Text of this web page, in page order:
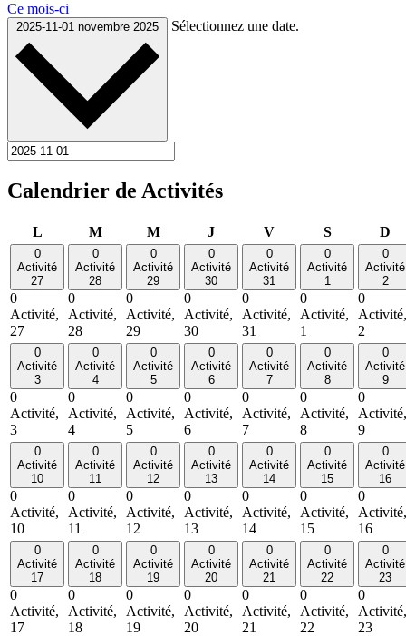
Ce mois-ci
2025-11-01 novembre 2025 Sélectionnez une date.
Calendrier de Activités
Llundi Mmardi Mmercredi
Jjeudi VvendrediSsamedi D
0
Activité
27
0
Activité,
27
0
Activité
28
0
Activité,
28
0
Activité
29
0
Activité,
29
0
Activité
30
0
Activité,
30
0
Activité
31
0
Activité,
31
0
Activité
1
0
Activité,
1
0
Activité
2
0
Activité,
2
0
Activité
3
0
Activité,
3
0
Activité
4
0
Activité,
4
0
Activité
5
0
Activité,
5
0
Activité
6
0
Activité,
6
0
Activité
7
0
Activité,
7
0
Activité
8
0
Activité,
8
0
Activité
9
0
Activité,
9
0
Activité
10
0
Activité,
10
0
Activité
11
0
Activité,
11
0
Activité
12
0
Activité,
12
0
Activité
13
0
Activité,
13
0
Activité
14
0
Activité,
14
0
Activité
15
0
Activité,
15
0
Activité
16
0
Activité,
16
0
Activité
17
0
Activité,
17
0
Activité
18
0
Activité,
18
0
Activité
19
0
Activité,
19
0
Activité
20
0
Activité,
20
0
Activité
21
0
Activité,
21
0
Activité
22
0
Activité,
22
0
Activité
23
0
Activité,
23